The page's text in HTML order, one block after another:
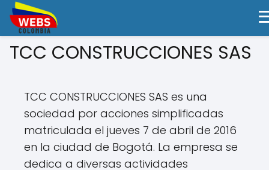
TCC CONSTRUCCIONES SAS
TCC CONSTRUCCIONES SAS es una
sociedad por acciones simplificadas
matriculada el jueves 7 de abril de 2016
en la ciudad de Bogotá. La empresa se
dedica a diversas actividades